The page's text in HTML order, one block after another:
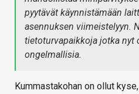
pyytävät käynnistämään
asennuksen viimeistelyyn.
tietoturvapaikkoja jotka nyt
ongelmallisia.
Kummastakohan on ollut